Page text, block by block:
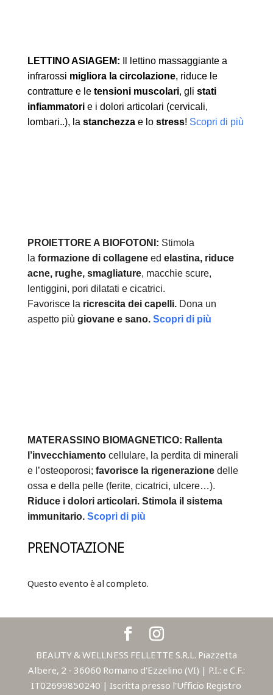
LETTINO ASIAGEM:
Il lettino massaggiante a
infrarossi migliora la circolazione, riduce le
contratture e le tensioni muscolari, gli stati
infiammatori e i dolori articolari (cervicali,
lombari..), la stanchezzae lo stress! Scopri di più
PROIETTORE A BIOFOTONI: Stimola
la formazione di collagene ed elastina, riduce
acne, rughe, smagliature, macchie scure,
lentiggini, pori dilatati e cicatrici.
Favorisce la ricrescita dei capelli. Dona un
aspetto più giovane e sano. Scopri di più
MATERASSINO BIOMAGNETICO: Rallenta
l’invecchiamentocellulare, la perdita di minerali
e l’osteoporosi; favorisce la rigenerazionedelle
ossa e della pelle (ferite, cicatrici, ulcere…).
Riduce i dolori articolari. Stimola il sistema
immunitario. Scopri di più
PRENOTAZIONE
Questo evento è al completo.
BEAUTY & WELLNESS FELLETTE S.R.L. Piazzetta
Albere, 2 - 36060 Romano d'Ezzelino (VI) | P.I.: e C.F.:
IT02699850240 | Iscritta presso l'Ufficio Registro